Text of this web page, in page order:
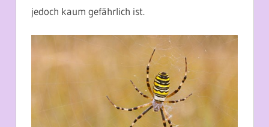
jedoch kaum gefährlich ist.